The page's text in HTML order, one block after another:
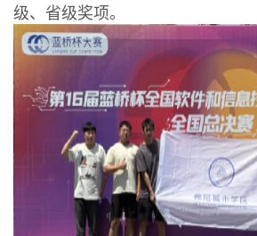
级、省级奖项。